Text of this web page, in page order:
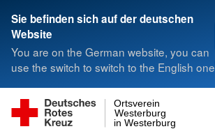
Sie befinden sich auf der deutschen
Website
You are on the German website, you can
use the switch to switch to the English one
in Westerburg
Westerburg
Ortsverein